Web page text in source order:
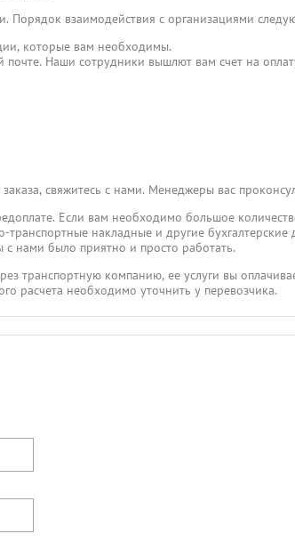
Порядок взаимодействия с организациями
которые вам необходимы.
Наши сотрудники вышлют вам счет на
свяжитесь с нами. Менеджеры вас
Если вам необходимо большое
накладные и другие
нами было приятно и просто работать.
транспортную компанию, ее услуги вы
расчета необходимо уточнить у перевозчика.